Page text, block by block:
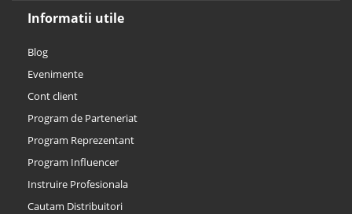
Informatii utile
Blog
Evenimente
Cont client
Program de Parteneriat
Program Reprezentant
Program Influencer
Instruire Profesionala
Cautam Distribuitori